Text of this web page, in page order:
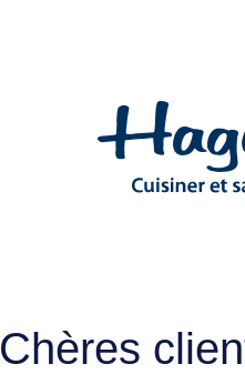
Chères